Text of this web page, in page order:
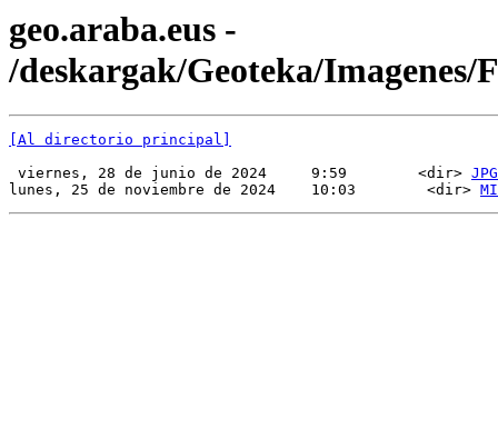
geo.araba.eus -
/deskargak/Geoteka/Imagenes/
[Al directorio principal]
viernes, 28 de junio de 2024     9:59        <dir> JPG
lunes, 25 de noviembre de 2024    10:03        <dir>